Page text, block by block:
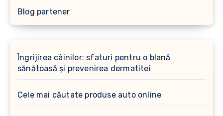
Blog partener
Îngrijirea câinilor: sfaturi pentru o blană
sănătoasă și prevenirea dermatitei
Cele mai căutate produse auto online